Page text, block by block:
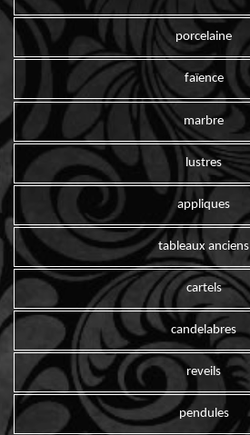
porcelaine
faïence
marbre
lustres
appliques
tableaux anciens
cartels
candelabres
reveils
pendules